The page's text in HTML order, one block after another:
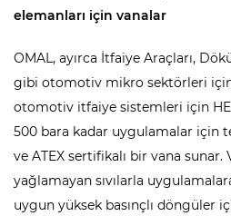
elemanları için vanalar
OMAL, ayırca İtfaiye Araçları,
gibi otomotiv mikro sektörleri
otomotiv itfaiye sistemleri için
500 bara kadar uygulamalar için
ve ATEX sertifikalı bir vana sunar.
yağlamayan sıvılarla
uygun yüksek basınçlı döngüler